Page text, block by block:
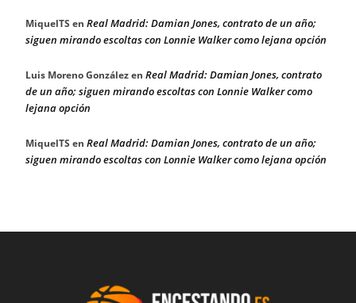
MiquelTS en Real Madrid: Damian Jones, contrato de un año;
siguen mirando escoltas con Lonnie Walker como lejana opción
Luis Moreno Gonzálezen Real Madrid: Damian Jones, contrato
de un año; siguen mirando escoltas con Lonnie Walker como
lejana opción
MiquelTS en Real Madrid: Damian Jones, contrato de un año;
siguen mirando escoltas con Lonnie Walker como lejana opción